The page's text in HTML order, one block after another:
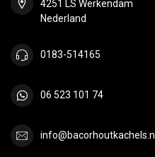
4251 LS Werkendam
Nederland
0183-514165
06 523 101 74
info@bacorhoutkachels.nl